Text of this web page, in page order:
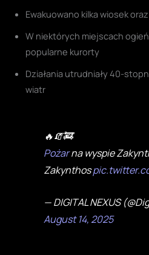
Ewakuowano kilka wiosek
W niektórych miejscach
popularne kurorty
Działania utrudniały 40-
wiatr
🔥🧯🚒
Pożarna wyspie
Zakynthos
— DIGITAL NEXUS
August 14, 2025